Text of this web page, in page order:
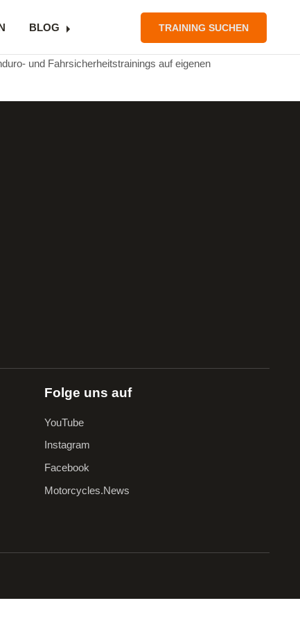
BLOG TRAINING SUCHEN
und Fahrsicherheitstrainings auf eigenen
Folge uns auf
YouTube
Instagram
Facebook
Motorcycles.News